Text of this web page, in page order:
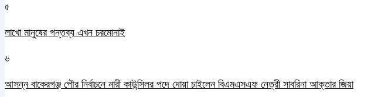
৫
লাখো মানুষের গন্তব্য এখন চরমোনাই
৬
আসন্ন বাকেরগঞ্জ পৌর নির্বাচনে নারী কাউন্সিলর পদে দোয়া চাইলেন বিএমএসএফ নেত্রী সাবরিনা আক্তার জিয়া